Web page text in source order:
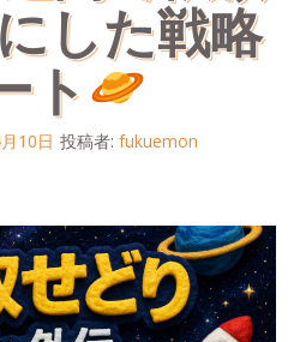
した戦略
ト
10日 投稿者: fukuemon